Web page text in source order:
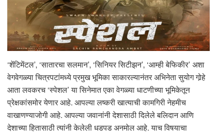
‘शेंटिमेंटल’, ‘सातारचा सलमान’, ‘सिनियर सिटीझन’, ‘आम्ही बेफिकीर’ अशा
वेगवेगळ्या चित्रपटांमध्ये प्रमुख भूमिका साकारल्यानंतर अभिनेता सुयोग गोर्‍हे
आता लवकरच ‘स्पेशल’ या सिनेमात एका वेगळ्या धाटणीच्या भूमिकेतून
प्रेक्षकांसमोर येणार आहे. आपल्या लष्करी खात्याची कामगिरी नेहमीच
वाखाणण्याजोगी आहे. आपल्या जवानांनी देशासाठी दिलेले बलिदान आणि
देशाच्या हितासाठी त्यांनी केलेली धडपड अनमोल आहे. याच विषयाचा